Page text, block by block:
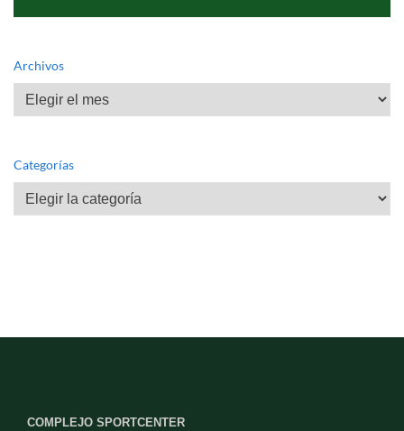
Archivos
Archivos
Categorías
Categorías
COMPLEJO SPORTCENTER